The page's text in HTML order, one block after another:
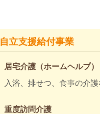
自立支援給付事業
居宅介護（ホームヘルプ）
入浴、排せつ、食事の介
重度訪問介護